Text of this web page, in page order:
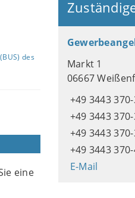
des
eine
Markt 1
06667
+49 3443
+49 3443
+49 3443
+49 3443
E-Mail